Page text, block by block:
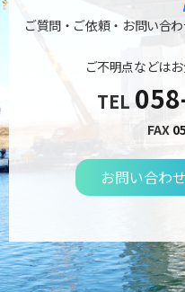
ご質問・ご依頼・お問い合
ご不明点などは
TEL
FAX
お問い合わ